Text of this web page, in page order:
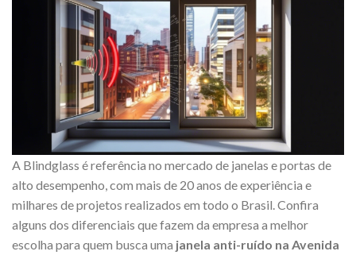
A Blindglass é referência no mercado de janelas e portas de
alto desempenho, com mais de 20 anos de experiência e
milhares de projetos realizados em todo o Brasil. Confira
alguns dos diferenciais que fazem da empresa a melhor
escolha para quem busca uma janela anti-ruído na Avenida